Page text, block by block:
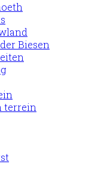
Biesen
terrein